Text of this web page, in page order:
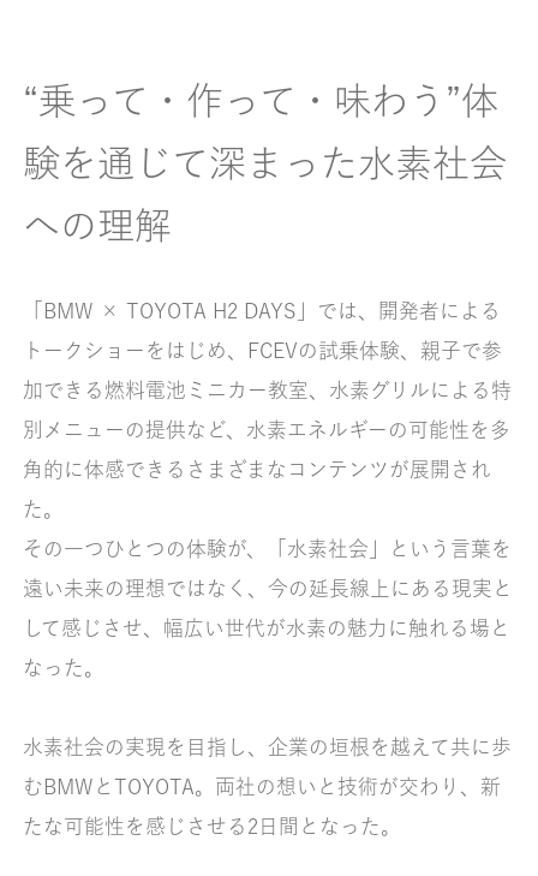
“乗って・作って・味わう”体
験を通じて深まった水素社会
への理解
「BMW × TOYOTA H2 DAYS」では、開発者による
トークショーをはじめ、FCEVの試乗体験、親子で参
加できる燃料電池ミニカー教室、水素グリルによる特
別メニューの提供など、水素エネルギーの可能性を多
角的に体感できるさまざまなコンテンツが展開され
た。
その一つひとつの体験が、「水素社会」という言葉を
遠い未来の理想ではなく、今の延長線上にある現実と
して感じさせ、幅広い世代が水素の魅力に触れる場と
なった。
水素社会の実現を目指し、企業の垣根を越えて共に歩
むBMWとTOYOTA。両社の想いと技術が交わり、新
たな可能性を感じさせる2日間となった。